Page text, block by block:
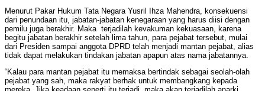
Menurut Pakar Hukum Tata Negara Yusril Ihza Mahendra, konsekuensi
dari penundaan itu, jabatan-jabatan kenegaraan yang harus diisi dengan
pemilu juga berakhir. Maka terjadilah kevakuman kekuasaan, karena
begitu jabatan berakhir setelah lima tahun, para pejabat tersebut, mulai
dari Presiden sampai anggota DPRD telah menjadi mantan pejabat, alias
tidak dapat melakukan tindakan jabatan apapun atas nama jabatannya.
“Kalau para mantan pejabat itu memaksa bertindak sebagai seolah-olah
pejabat yang sah, maka rakyat berhak untuk membangkang kepada